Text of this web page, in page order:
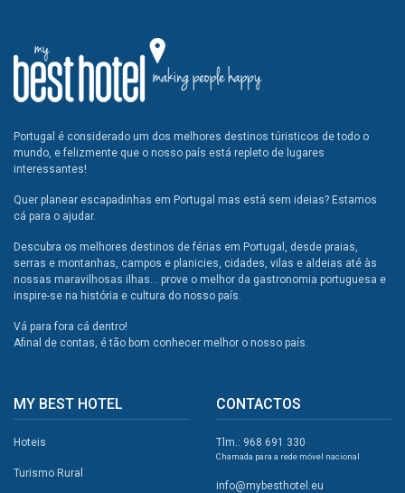
Portugal é considerado um dos melhores destinos túristicos de todo o
mundo, e felizmente que o nosso país está repleto de lugares
interessantes!
Quer planear escapadinhas em Portugal mas está sem ideias? Estamos
cá para o ajudar.
Descubra os melhores destinos de férias em Portugal, desde praias,
serras e montanhas, campos e planicies, cidades, vilas e aldeias até às
nossas maravilhosas ilhas... prove o melhor da gastronomia portuguesa e
inspire-se na história e cultura do nosso país.
Vá para fora cá dentro!
Afinal de contas, é tão bom conhecer melhor o nosso país.
MY BEST HOTEL
Hoteis
Turismo Rural
CONTACTOS
Tlm.: 968 691 330
Chamada para a rede móvel nacional
info@mybesthotel.eu